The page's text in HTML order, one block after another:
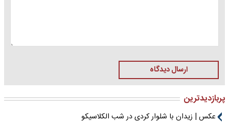
ارسال دیدگاه
پربازدیدترین
عکس | زیدان با شلوار کردی در شب الکلاسیکو